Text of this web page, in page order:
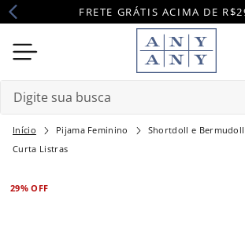
FRETE GRÁTIS ACIMA DE
Pijama Feminino Shortdoll e Bermudoll
Curta Listras
29%OFF
Termos mais buscados
2º pijama